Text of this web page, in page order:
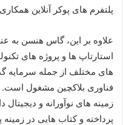
پلتفرم‌ های پوکر آنلاین
علاوه بر این، گاس هنسن به
استارتاپ‌ ها و پروژه‌ های
های مختلف از جمله سرمایه‌
فناوری بلاکچین مشغول است.
زمینه‌ های نوآورانه و
پرداخته و کتاب‌ هایی در